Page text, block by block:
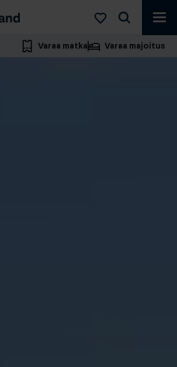
Varaa matka
Varaa majoitus